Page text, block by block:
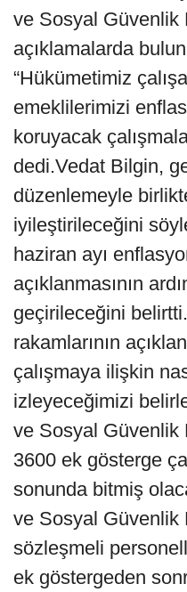
ve Sosyal Güvenlik
açıklamalarda
“Hükümetimiz
emeklilerimizi
koruyacak
dedi.Vedat Bilgin,
düzenlemeyle
iyileştirileceğini
haziran ayı
açıklanmasının
geçirileceğini
rakamlarının
çalışmaya ilişkin
izleyeceğimizi
ve Sosyal Güvenlik
3600 ek gösterge
sonunda bitmiş
ve Sosyal Güvenlik
sözleşmeli
ek göstergeden